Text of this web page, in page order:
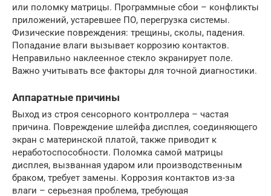
или поломку матрицы. Программные сбои – конфликты
приложений, устаревшее ПО, перегрузка системы.
Физические повреждения: трещины, сколы, падения.
Попадание влаги вызывает коррозию контактов.
Неправильно наклеенное стекло экранирует поле.
Важно учитывать все факторы для точной диагностики.
Аппаратные причины
Выход из строя сенсорного контроллера – частая
причина. Повреждение шлейфа дисплея, соединяющего
экран с материнской платой, также приводит к
неработоспособности. Поломка самой матрицы
дисплея, вызванная ударом или производственным
браком, требует замены. Коррозия контактов из-за
влаги – серьезная проблема, требующая